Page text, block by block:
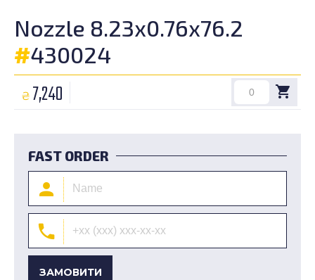
Nozzle 8.23x0.76x76.2
#430024
₴ 7,240
FAST ORDER
ЗАМОВИТИ